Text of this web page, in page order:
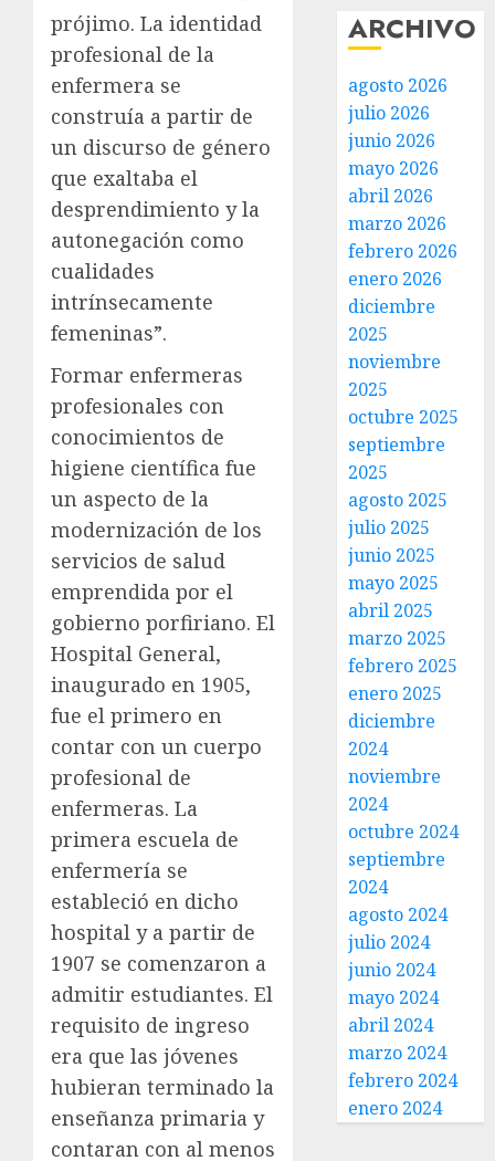
prójimo. La identidad
profesional de la
enfermera se
construía a partir de
un discurso de género
que exaltaba el
desprendimiento y la
autonegación como
cualidades
intrínsecamente
femeninas”.
Formar enfermeras
profesionales con
conocimientos de
higiene científica fue
un aspecto de la
modernización de los
servicios de salud
emprendida por el
gobierno porfiriano. El
Hospital General,
inaugurado en 1905,
fue el primero en
contar con un cuerpo
profesional de
enfermeras. La
primera escuela de
enfermería se
estableció en dicho
hospital y a partir de
1907 se comenzaron a
admitir estudiantes. El
requisito de ingreso
era que las jóvenes
hubieran terminado la
enseñanza primaria y
contaran con al menos
ARCHIVO
agosto 2026
julio 2026
junio 2026
mayo 2026
abril 2026
marzo 2026
febrero 2026
enero 2026
diciembre
2025
noviembre
2025
octubre 2025
septiembre
2025
agosto 2025
julio 2025
junio 2025
mayo 2025
abril 2025
marzo 2025
febrero 2025
enero 2025
diciembre
2024
noviembre
2024
octubre 2024
septiembre
2024
agosto 2024
julio 2024
junio 2024
mayo 2024
abril 2024
marzo 2024
febrero 2024
enero 2024